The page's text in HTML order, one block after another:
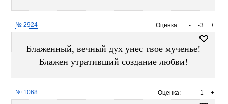
Оценка: +
-3
-
№ 2924
Блаженный, вечный дух унес твое мученье!
Блажен утративший создание любви!
Оценка: +
1
-
№ 1068